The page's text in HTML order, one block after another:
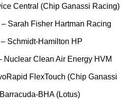
Central (Chip Ganassi Racing)
Sarah Fisher Hartman Racing
Schmidt-Hamilton HP
Nuclear Clean Air Energy HVM
FlexTouch (Chip Ganassi
BHA (Lotus)